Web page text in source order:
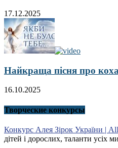
17.12.2025
Найкраща пісня про
16.10.2025
Творческие конкурсы
Конкурс Алея Зірок України |
дітей і дорослих, таланти усіх